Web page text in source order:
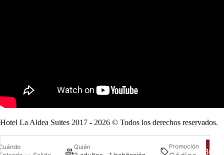
Hotel La Aldea Suites 2017 - 2026 © Todos los derechos reservados.
Quién Promoción